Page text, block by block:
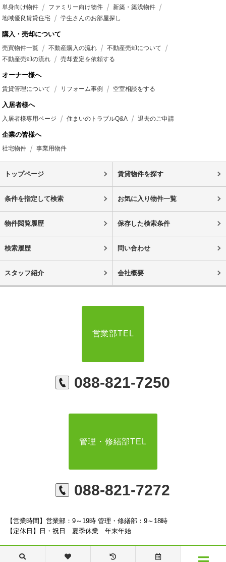
単身向け物件
ファミリー向け物件
新築・築浅物件
地域優良賃貸住宅
学生さんのお部屋探し
購入・売却について
売買物件一覧 不動産購入の流れ
不動産売却について
不動産売却の流れ
売却査定を依頼する
オーナー様へ
賃貸管理について リフォーム事例 空室相談をする
入居者様へ
入居者様専用ページ 住まいのトラブルQ&A 退去のご申請
企業の皆様へ
社宅物件 事業用物件
トップページ 賃貸物件を探す
条件を指定して検索 お気に入り物件一覧
物件閲覧履歴 保存した検索条件
検索履歴 問い合わせ
スタッフ紹介 会社概要
営業部TEL
088-821-7250
管理・修繕部TEL
088-821-7272
【営業時間】営業部：9～19時 管理・修繕部：9～18時
【定休日】日・祝日 夏季休業 年末年始